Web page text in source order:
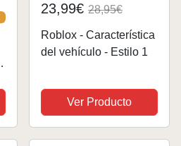
23,99€ 28,95€
Roblox - Característica
del vehículo - Estilo 1
Ver Producto